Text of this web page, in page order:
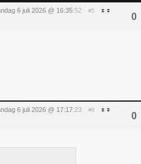
6 juli 2026 @ 16:35:52 #5
6 juli 2026 @ 17:17:23 #6